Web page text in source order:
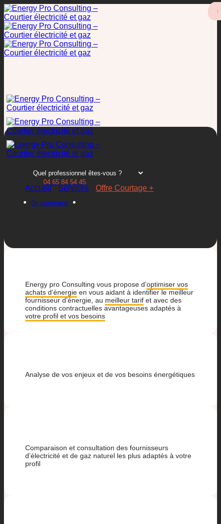
Passer
au
contenu
04 65 84 54 45
Je compare
Accueil•Services •Offre Courtage +
Energy pro Consulting vous propose d’optimiser vos
achats d’énergie en vous aidant à identifier le meilleur
fournisseur d’énergie, au meilleur tarif et avec des
conditions contractuelles avantageuses adaptés à
votre profil et vos besoins
Analyse de vos enjeux et de vos besoins énergétiques
Comparaison et consultation des fournisseurs
d’électricité et de gaz naturel les plus adaptés à votre
profil